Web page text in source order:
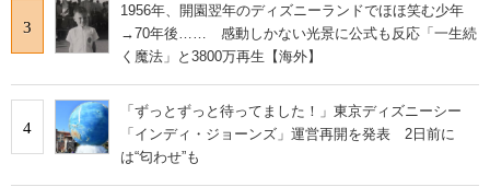
3
1956年、開園翌年のディズニーランドでほほ笑む少年
→70年後…… 感動しかない光景に公式も反応「一生続
く魔法」と3800万再生【海外】
4
「ずっとずっと待ってました！」東京ディズニーシー
「インディ・ジョーンズ」運営再開を発表 2日前に
は“匂わせ”も